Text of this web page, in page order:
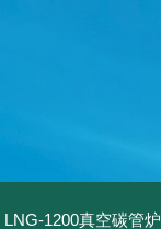
LNG-1200真空碳管炉